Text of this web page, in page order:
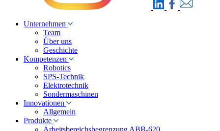
Unternehmen
Team
Über uns
Geschichte
Kompetenzen
Robotics
SPS-Technik
Elektrotechnik
Sondermaschinen
Innovationen
Allgemein
Produkte
Arbeitsbereichsbegrenzung ABB-620